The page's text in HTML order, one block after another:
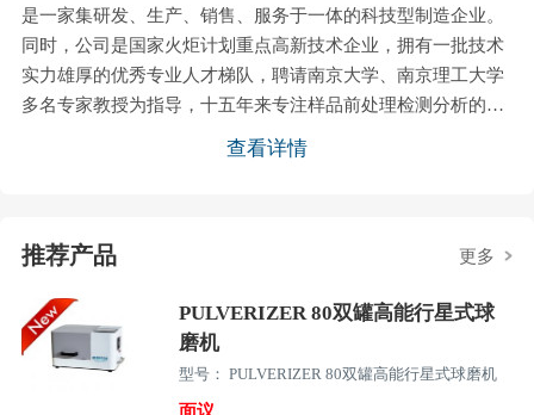
是一家集研发、生产、销售、服务于一体的科技型制造企业。
同时，公司是国家火炬计划重点高新技术企业，拥有一批技术
实力雄厚的优秀专业人才梯队，聘请南京大学、南京理工大学
多名专家教授为指导，十五年来专注样品前处理检测分析的技
术研发生产。公司主要产品有真空手套箱、行星式球磨机、储
氢材料测试仪、马弗炉、CVD管式炉等，广泛应于科研分析、
指标均达到了国际****。产品销往国内近三十个省市、自治
查看详情
推荐产品 更多
PULVERIZER 80双罐高能行星式球
磨机
型号： PULVERIZER 80双罐高能行星式球磨机